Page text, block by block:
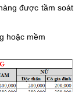
được tầm soát
hoặc mềm